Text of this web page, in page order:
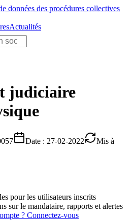
données des procédures collectives
Actualités
judiciaire
Date : 27-02-2022
Mis à
pour les utilisateurs inscrits
sur le mandataire, rapports et alertes
? Connectez-vous